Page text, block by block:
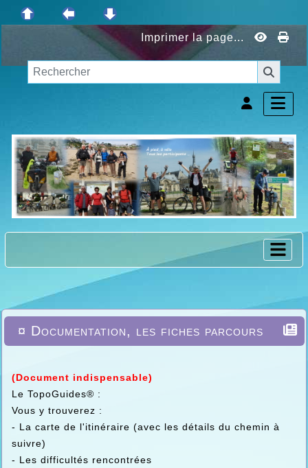
Imprimer la page...
¤ Documentation, les fiches parcours
(Document indispensable)
Le TopoGuides® :
Vous y trouverez :
- La carte de l'itinéraire (avec les détails du chemin à
suivre)
- Les difficultés rencontrées